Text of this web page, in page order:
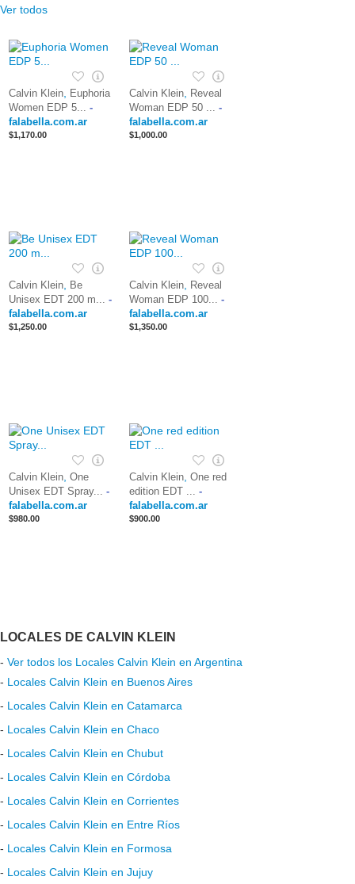
Ver todos
Calvin Klein
Euphoria
Women EDP 5... -
falabella.com.ar
$1,170.00
Calvin Klein
Reveal
Woman EDP 50 ... -
falabella.com.ar
$1,000.00
Calvin Klein
Be
Unisex EDT 200 m... -
falabella.com.ar
$1,250.00
Calvin Klein
Reveal
Woman EDP 100... -
falabella.com.ar
$1,350.00
Calvin Klein One
Unisex EDT Spray... -
falabella.com.ar
$980.00
Calvin Klein One red
edition EDT ... -
falabella.com.ar
$900.00
LOCALES DE CALVIN KLEIN
- Ver todos los Locales Calvin Klein en Argentina
- Locales Calvin Klein en Buenos Aires
- Locales Calvin Klein en Catamarca
- Locales Calvin Klein en Chaco
- Locales Calvin Klein en Chubut
- Locales Calvin Klein en Córdoba
- Locales Calvin Klein en Corrientes
- Locales Calvin Klein en Entre Ríos
- Locales Calvin Klein en Formosa
- Locales Calvin Klein en Jujuy